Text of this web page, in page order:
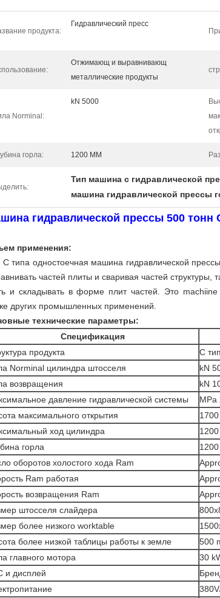
продукта:
Гидравлический пресс
Отжимающ и выравнивающ
металлические продукты
Norminal:
kN 5000
горла: 1200 MM
Тип машина c гидравлической
машина гидравлической прессы
гидравлической прессы 500 тонн
применения:
C типа одностоечная машина гидравлической прессы
частей плиты и сваривая частей структуры,
и складывать в форме плит частей.
Это
других промышленных применений.
технические параметры:
Спецификация
продукта
C
Norminal цилиндра штосселя
kN
возвращения
kN
давление гидравлической системы
MPa
максимального открытия
ход цилиндра
горла
оборотов холостого хода Ram
Ram работая
возвращения Ram
штосселя слайдера
более низкого worktable
более низкой таблицы работы к земле
500
главного мотора
30
и дисплей